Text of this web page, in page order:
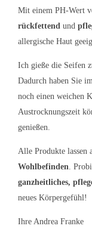
Mit einem PH-Wert
rückfettend und
allergische Haut
Ich gieße die Seifen
Dadurch haben Sie
noch einen weichen
Austrocknungszeit
genießen.
Alle Produkte lassen
Wohlbefinden.
ganzheitliches,
neues Körpergefühl!
Ihre Andrea Franke